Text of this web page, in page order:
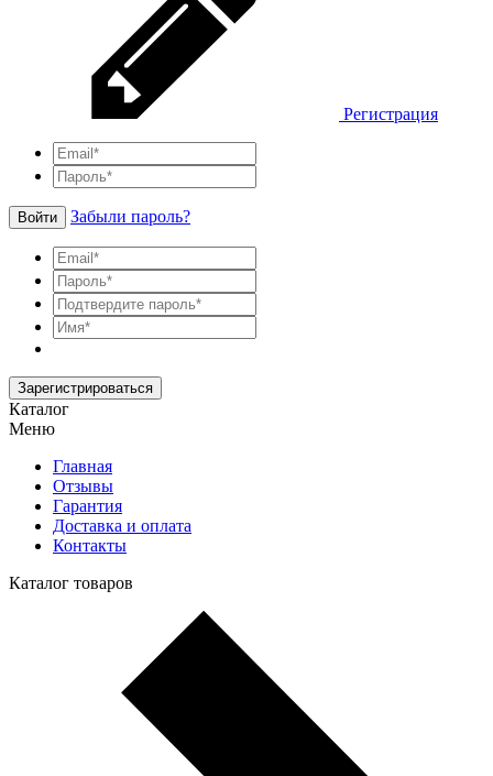
Регистрация
Войти Забыли пароль?
Зарегистрироваться
Каталог
Меню
Главная
Отзывы
Гарантия
Доставка и оплата
Контакты
Каталог товаров